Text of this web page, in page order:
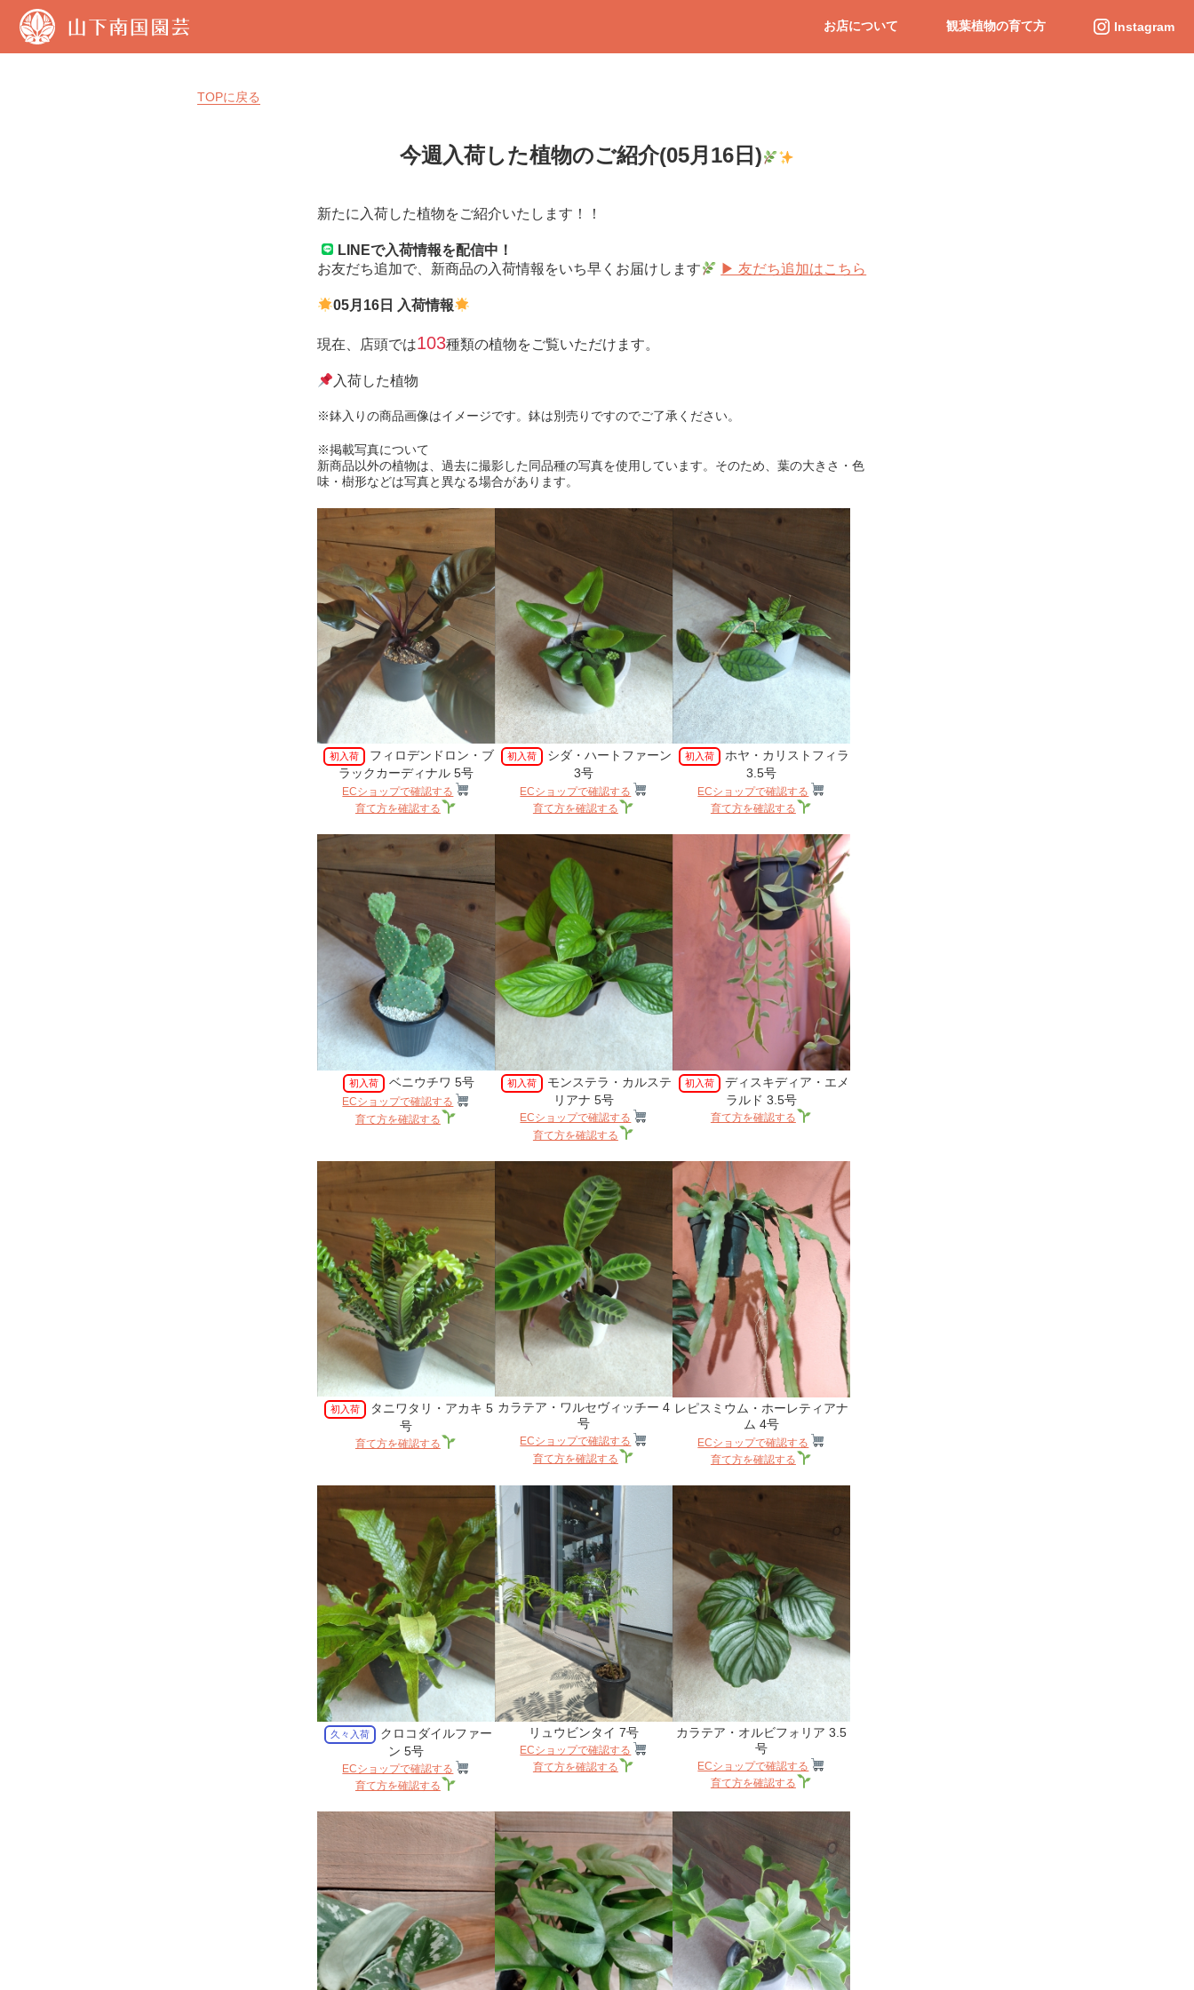
山
下
南
お店について 観葉植物の育て方 Instagram
TOPに戻る
今週入荷した植物のご紹介(05月16日)
新たに入荷した植物をご紹介いたします！！
LINEで入荷情報を配信中！
お友だち追加で、新商品の入荷情報をいち早くお届けします
▶ 友だち追加はこちら
05月16日 入荷情報
現在、店頭では103種類の植物をご覧いただけます。
入荷した植物
※鉢入りの商品画像はイメージです。鉢は別売りですのでご了承ください。
※掲載写真について
新商品以外の植物は、過去に撮影した同品種の写真を使用しています。そのため、葉の大きさ・色
味・樹形などは写真と異なる場合があります。
初入荷
フィロデンドロン・ブ
ラックカーディナル 5号
ECショップで確認する
育て方を確認する
初入荷
シダ・ハートファーン
3号
ECショップで確認する
育て方を確認する
初入荷
ホヤ・カリストフィラ
3.5号
ECショップで確認する
育て方を確認する
初入荷 ベニウチワ 5号
ECショップで確認する
育て方を確認する
初入荷
モンステラ・カルステ
リアナ 5号
ECショップで確認する
育て方を確認する
初入荷
ディスキディア・エメ
ラルド 3.5号
育て方を確認する
初入荷
タニワタリ・アカキ 5
号
育て方を確認する
カラテア・ワルセヴィッチー 4
号
ECショップで確認する
育て方を確認する
レピスミウム・ホーレティアナ
ム 4号
ECショップで確認する
育て方を確認する
久々入荷
クロコダイルファー
ン 5号
ECショップで確認する
育て方を確認する
リュウビンタイ 7号
ECショップで確認する
育て方を確認する
カラテア・オルビフォリア 3.5
号
ECショップで確認する
育て方を確認する